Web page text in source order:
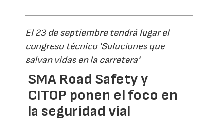
El 23 de septiembre tendrá lugar el
congreso técnico 'Soluciones que
salvan vidas en la carretera'
SMA Road Safety y
CITOP ponen el foco en
la seguridad vial